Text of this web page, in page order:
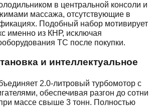
в центральной консоли и
массажа, отсутствующие в
Подобный набор мотивирует
именно из КНР, исключая
ТС после покупки.
и интеллектуальное
2.0-литровый турбомотор с
обеспечивая разгон до сотни
массе свыше 3 тонн. Полностью